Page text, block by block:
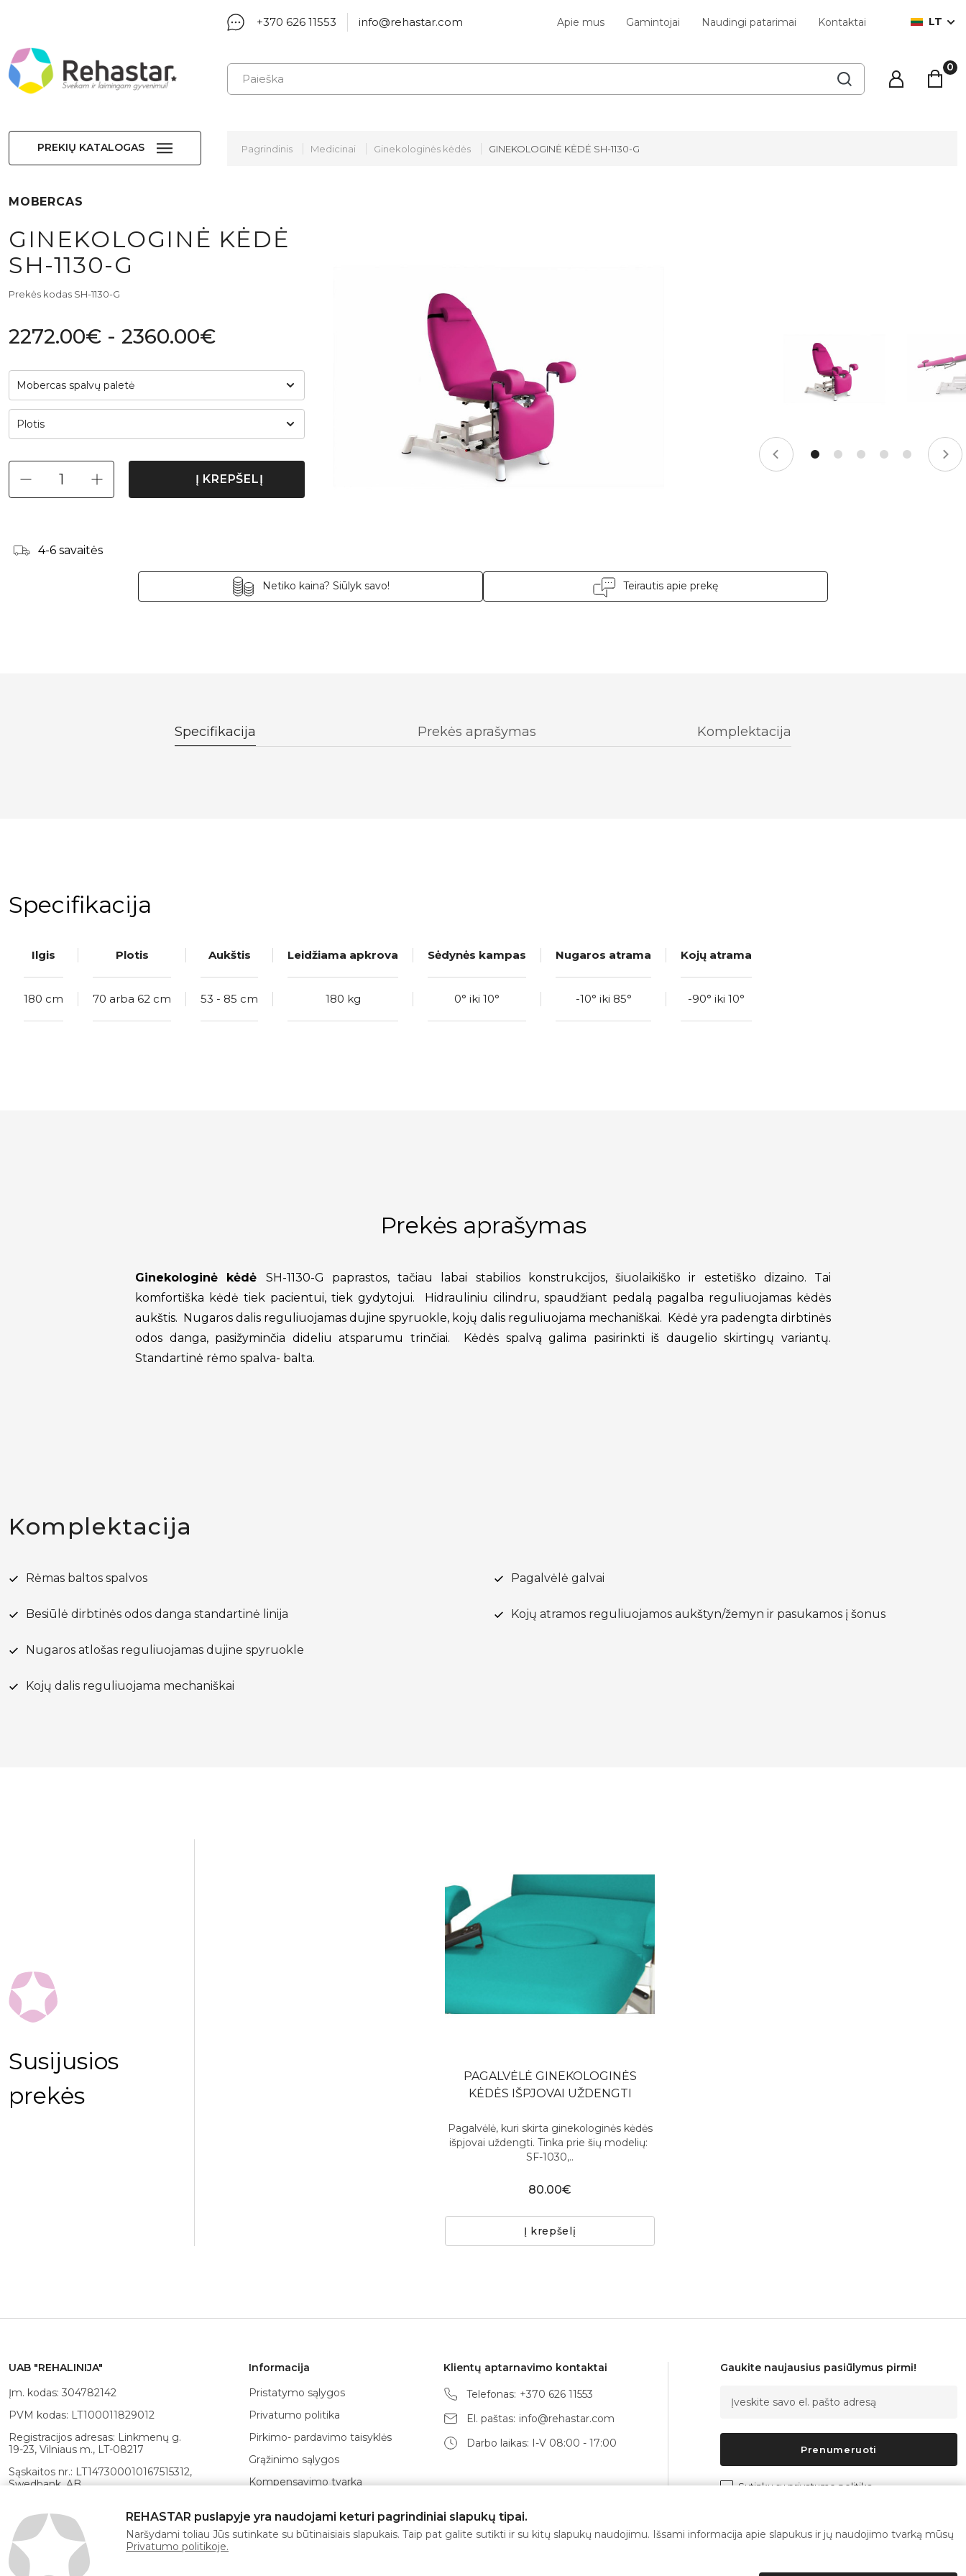
+370 626 11553 info@rehastar.com Apie mus Gamintojai Naudingi patarimai Kontaktai LT
PREKIŲ KATALOGAS Pagrindinis Medicinai Ginekologinės kėdės GINEKOLOGINĖ KĖDĖ SH-1130-G
MOBERCAS
GINEKOLOGINĖ KĖDĖ
SH-1130-G
Prekės kodas SH-1130-G
2272.00€ - 2360.00€
Mobercas spalvų paletė
Plotis
Į KREPŠELĮ
4-6 savaitės
Netiko kaina? Siūlyk savo! Teirautis apie prekę
Specifikacija Prekės aprašymas Komplektacija
Specifikacija
Ilgis Plotis Aukštis Leidžiama apkrova Sėdynės kampas Nugaros atrama Kojų atrama
180 cm 70 arba 62 cm 53 - 85 cm 180 kg 0° iki 10° -10° iki 85° -90° iki 10°
Prekės aprašymas
Ginekologinė kėdė SH-1130-G paprastos, tačiau labai stabilios konstrukcijos, šiuolaikiško ir estetiško dizaino. Tai
komfortiška kėdė tiek pacientui, tiek gydytojui. Hidrauliniu cilindru, spaudžiant pedalą pagalba reguliuojamas kėdės
aukštis. Nugaros dalis reguliuojamas dujine spyruokle, kojų dalis reguliuojama mechaniškai. Kėdė yra padengta dirbtinės
odos danga, pasižyminčia dideliu atsparumu trinčiai. Kėdės spalvą galima pasirinkti iš daugelio skirtingų variantų.
Standartinė rėmo spalva- balta.
Komplektacija
Rėmas baltos spalvos
Besiūlė dirbtinės odos danga standartinė linija
Nugaros atlošas reguliuojamas dujine spyruokle
Kojų dalis reguliuojama mechaniškai
Pagalvėlė galvai
Kojų atramos reguliuojamos aukštyn/žemyn ir pasukamos į šonus
Susijusios
prekės
PAGALVĖLĖ GINEKOLOGINĖS
KĖDĖS IŠPJOVAI UŽDENGTI
Pagalvėlė, kuri skirta ginekologinės kėdės
išpjovai uždengti. Tinka prie šių modelių:
SF-1030,..
80.00€
Į krepšelį
UAB "REHALINIJA"
Įm. kodas: 304782142
PVM kodas: LT100011829012
Registracijos adresas: Linkmenų g.
19-23, Vilniaus m., LT-08217
Sąskaitos nr.: LT147300010167515312,
Swedbank, AB
kodas: 73000, SWIFT: HABALT22
Informacija
Pristatymo sąlygos
Privatumo politika
Pirkimo- pardavimo taisyklės
Grąžinimo sąlygos
Kompensavimo tvarka
POLA kortelė
Klientų aptarnavimo kontaktai
Telefonas: +370 626 11553
El. paštas: info@rehastar.com
Darbo laikas: I-V 08:00 - 17:00
Gaukite naujausius pasiūlymus pirmi!
Prenumeruoti
Sutinku suprivatumo politika
REHASTAR puslapyje yra naudojami keturi pagrindiniai slapukų tipai.
Naršydami toliau Jūs sutinkate su būtinaisiais slapukais. Taip pat galite sutikti ir su kitų slapukų naudojimu. Išsami informacija apie slapukus ir jų naudojimo tvarką mūsų
Privatumo politikoje.